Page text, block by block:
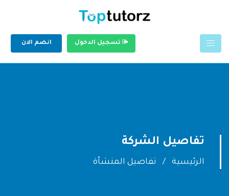
تسجيل الدخول انضم الان
تفاصيل الشركة
الرئيسية تفاصيل المنشأة